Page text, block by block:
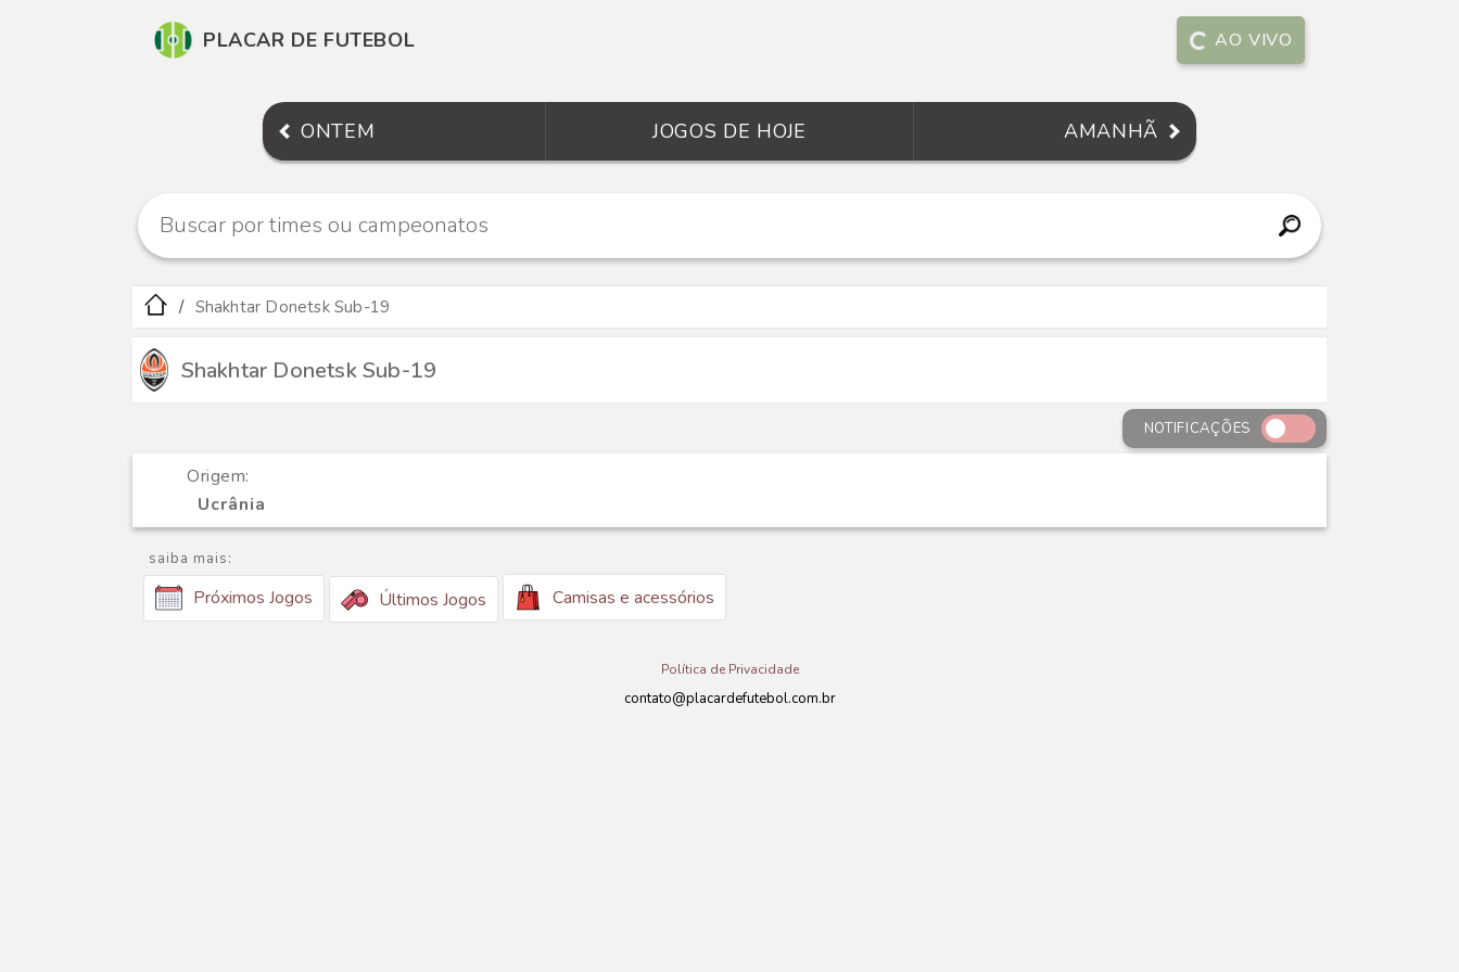
PLACAR DE FUTEBOL AO VIVO
ONTEM JOGOS DE HOJE AMANHÃ
Shakhtar Donetsk Sub-19
Shakhtar Donetsk Sub-19
NOTIFICAÇÕES
Origem:
Ucrânia
saiba mais:
Próximos Jogos Últimos Jogos Camisas e acessórios
Política de Privacidade
contato@placardefutebol.com.br